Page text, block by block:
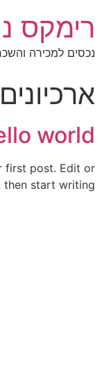
רימקס
נכסים למכירה
ארכיונים
world!
first post. Edit or
then start writing!